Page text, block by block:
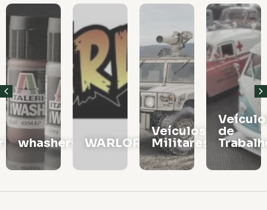
WARLORD Militares
Veículos
de
Trabalho
Vagões
e